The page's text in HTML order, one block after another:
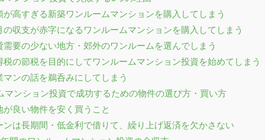
高すぎる新築ワンルームマンションを購入してしまう
収支が赤字になるワンルームマンションを購入してしまう
要の少ない地方・郊外のワンルームを選んでしまう
の節税を目的にしてワンルームマンション投資を始めてしまう
ンの話を鵜呑みにしてしまう
マンション投資で成功するための物件の選び方・買い方
良い物件を安く買うこと
は長期間・低金利で借りて、繰り上げ返済を欠かさない